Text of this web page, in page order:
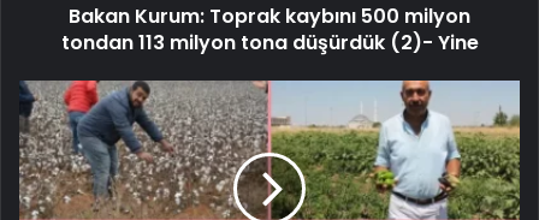
Bakan Kurum: Toprak kaybını 500 milyon
tondan 113 milyon tona düşürdük (2)- Yine